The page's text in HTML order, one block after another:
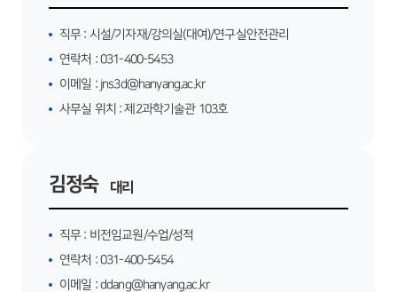
직무 : 시설/기자재/강의실(대여)/연구실안전관리
연락처 : 031-400-5453
이메일 : jns3d@hanyang.ac.kr
사무실 위치 :제2과학기술관 103호
김정숙 대리
직무 : 비전임교원/수업/성적
연락처 : 031-400-5454
이메일 : ddang@hanyang.ac.kr